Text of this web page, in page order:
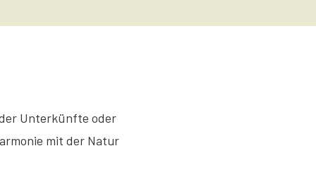
Unterkünfte oder
mit der Natur